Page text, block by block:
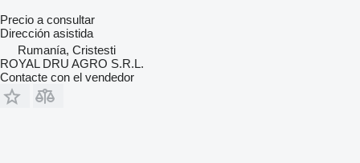
Precio a consultar
Dirección asistida
Rumanía, Cristesti
ROYAL DRU AGRO S.R.L.
Contacte con el vendedor